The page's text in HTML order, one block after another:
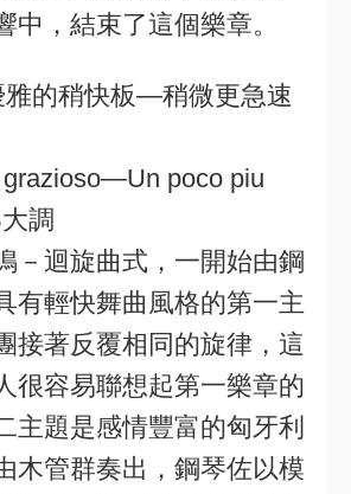
中，結束了這個樂章。
的稍快板—稍微更急速
grazioso—Un poco piu
調
－迴旋曲式，一開始由鋼
有輕快舞曲風格的第一主
接著反覆相同的旋律，這
很容易聯想起第一樂章的
主題是感情豐富的匈牙利
木管群奏出，鋼琴佐以模